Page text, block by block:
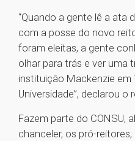
“Quando a gente lê a ata
com a posse do novo
foram eleitas, a gente
olhar para trás e ver uma
instituição Mackenzie em
Universidade”, declarou o
Fazem parte do CONSU,
chanceler, os pró-